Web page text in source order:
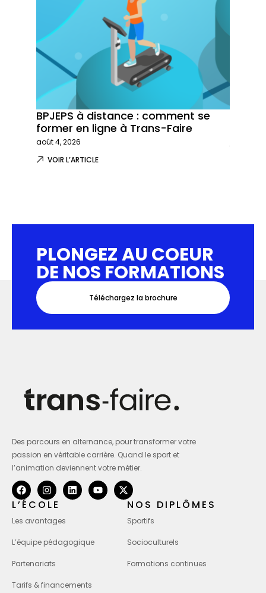
BPJEPS à distance : comment se
former en ligne à Trans-Faire
août 4, 2026
VOIR L’ARTICLE
PLONGEZ AU COEUR
DE NOS FORMATIONS
Téléchargez la brochure
Des parcours en alternance, pour transformer votre
passion en véritable carrière. Quand le sport et
l’animation deviennent votre métier.
L’ÉCOLE
Les avantages
L’équipe pédagogique
Partenariats
Tarifs & financements
NOS DIPLÔMES
Sportifs
Socioculturels
Formations continues